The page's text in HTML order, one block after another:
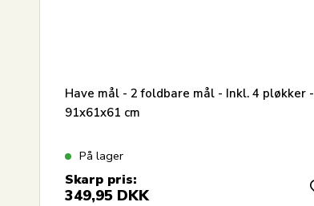
Have mål - 2 foldbare mål - Inkl. 4 pløkker -
91x61x61 cm
På lager
Skarp pris:
349,95 DKK